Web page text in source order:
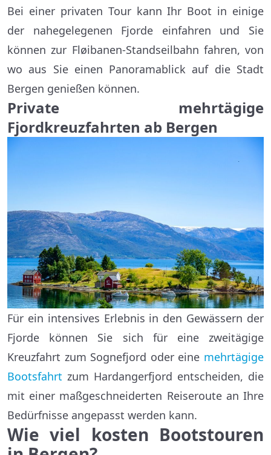
Bei einer privaten Tour kann Ihr Boot in einige
der nahegelegenen Fjorde einfahren und Sie
können zur Fløibanen-Standseilbahn fahren, von
wo aus Sie einen Panoramablick auf die Stadt
Bergen genießen können.
Private mehrtägige
Fjordkreuzfahrten ab Bergen
Für ein intensives Erlebnis in den Gewässern der
Fjorde können Sie sich für eine zweitägige
Kreuzfahrt zum Sognefjord oder eine mehrtägige
Bootsfahrt zum Hardangerfjord entscheiden, die
mit einer maßgeschneiderten Reiseroute an Ihre
Bedürfnisse angepasst werden kann.
Wie viel kosten Bootstouren